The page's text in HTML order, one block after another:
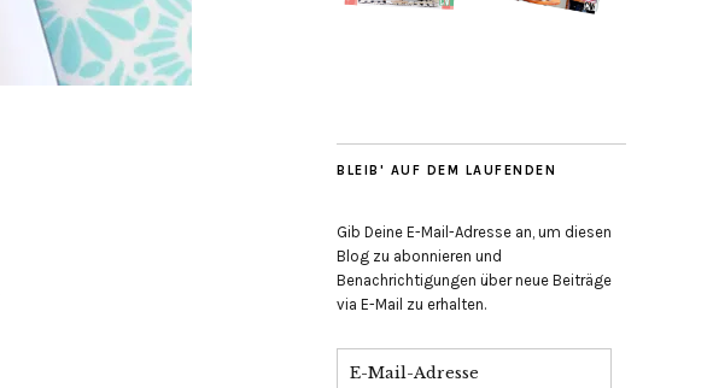
BLEIB' AUF DEM LAUFENDEN
Gib Deine E-Mail-Adresse an, um diesen
Blog zu abonnieren und
Benachrichtigungen über neue Beiträge
via E-Mail zu erhalten.